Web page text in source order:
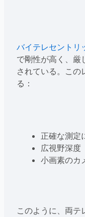
バイテレセントリ
で剛性が高く、厳
されている。この
る：
正確な測定
広視野深度
小画素のカ
このように、両テ